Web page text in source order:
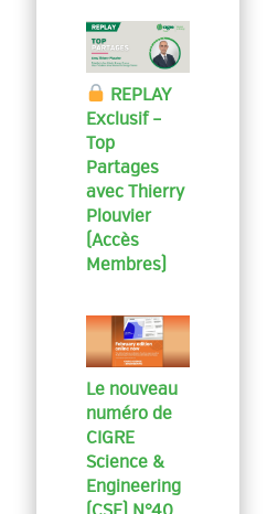
REPLAY
Exclusif –
Top
Partages
avec Thierry
Plouvier
(Accès
Membres)
Le nouveau
numéro de
CIGRE
Science &
Engineering